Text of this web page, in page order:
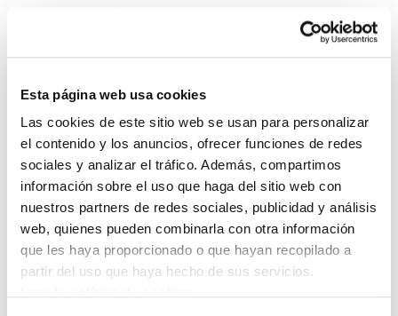
Esta página web usa cookies
Las cookies de este sitio web se usan para personalizar
el contenido y los anuncios, ofrecer funciones de redes
sociales y analizar el tráfico. Además, compartimos
información sobre el uso que haga del sitio web con
nuestros partners de redes sociales, publicidad y análisis
web, quienes pueden combinarla con otra información
que les haya proporcionado o que hayan recopilado a
partir del uso que haya hecho de sus servicios.
Sindikalgintza 475
sindikalgintza 475.PDF9.2 MB
POLÍTICA DE COOKIES
CANAL DE INFORMACIÓN
POLÍTICA DE PRIVACIDAD
MAPA DEL SITIO
ACCESIBILIDAD